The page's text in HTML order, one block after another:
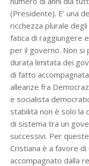
(Presidente). E’ una
ricchezza plurale
fatica di raggiungere
per il governo. Non si
durata limitata dei
di fatto
alleanze fra
e socialista
stabilità non è solo la
di sistema tra un
successivi. Per
Cristiana è a favore
accompagnato dalla